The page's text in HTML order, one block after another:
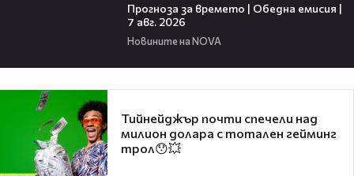
Прогноза за времето | Обедна емисия |
7 авг. 2026
Новините на NOVA
Тийнейджър почти спечели над
милион долара с тотален гейминг
трол😯💥